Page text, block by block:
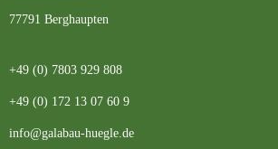
77791 Berghaupten
+49 (0) 7803 929 808
+49 (0) 172 13 07 60 9
info@galabau-huegle.de